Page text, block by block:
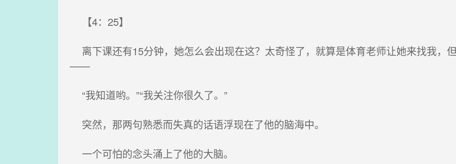
【4：25】
离下课还有15分钟，她怎么会出现在这？太奇怪了，就算是体育老师让她来找我，
——
“我知道哟。”“我关注你很久了。”
突然，那两句熟悉而失真的话语浮现在了他的脑海中。
一个可怕的念头涌上了他的大脑。